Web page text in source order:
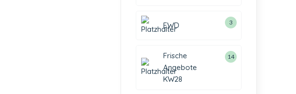
EWD 3
Frische
Angebote
KW28
14